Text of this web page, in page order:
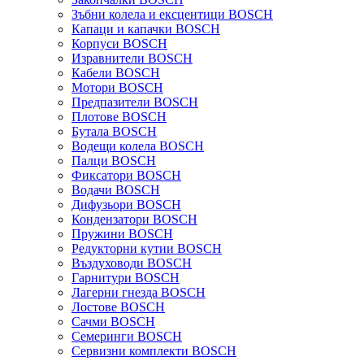
Зъбни колела и ексцентици BOSCH
Капаци и капачки BOSCH
Корпуси BOSCH
Изравнители BOSCH
Кабели BOSCH
Мотори BOSCH
Предпазители BOSCH
Плотове BOSCH
Бутала BOSCH
Водещи колела BOSCH
Палци BOSCH
Фиксатори BOSCH
Водачи BOSCH
Дифузьори BOSCH
Кондензатори BOSCH
Пружини BOSCH
Редукторни кутии BOSCH
Въздуховоди BOSCH
Гарнитури BOSCH
Лагерни гнезда BOSCH
Лостове BOSCH
Сачми BOSCH
Семеринги BOSCH
Сервизни комплекти BOSCH